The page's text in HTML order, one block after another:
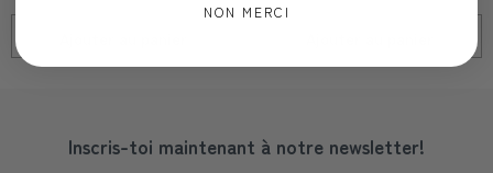
Inscris-toi maintenant à notre newsletter!
NON MERCI